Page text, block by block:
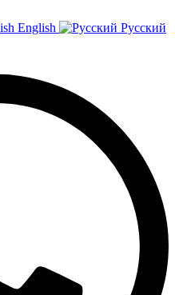
English
Русский